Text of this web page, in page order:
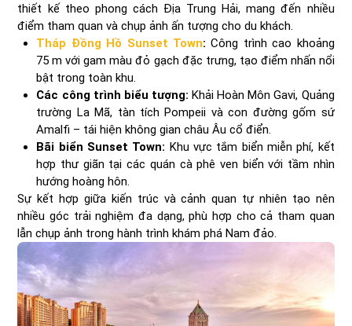
thiết kế theo phong cách Địa Trung Hải, mang đến nhiều
điểm tham quan và chụp ảnh ấn tượng cho du khách.
Tháp Đồng Hồ Sunset Town: Công trình cao khoảng
75 m với gam màu đỏ gạch đặc trưng, tạo điểm nhấn nổi
bật trong toàn khu.
Các công trình biểu tượng: Khải Hoàn Môn Gavi, Quảng
trường La Mã, tàn tích Pompeii và con đường gốm sứ
Amalfi – tái hiện không gian châu Âu cổ điển.
Bãi biển Sunset Town: Khu vực tắm biển miễn phí, kết
hợp thư giãn tại các quán cà phê ven biển với tầm nhìn
hướng hoàng hôn.
Sự kết hợp giữa kiến trúc và cảnh quan tự nhiên tạo nên
nhiều góc trải nghiệm đa dạng, phù hợp cho cả tham quan
lẫn chụp ảnh trong hành trình khám phá Nam đảo.